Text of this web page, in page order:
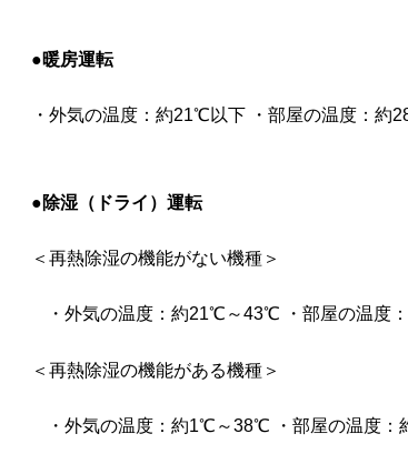
●暖房運転
・外気の温度：約21℃以下 ・部屋の温度：約
●除湿（ドライ）運転
＜再熱除湿の機能がない機種＞
・外気の温度：約21℃～43℃ ・部屋の温度
＜再熱除湿の機能がある機種＞
・外気の温度：約1℃～38℃ ・部屋の温度